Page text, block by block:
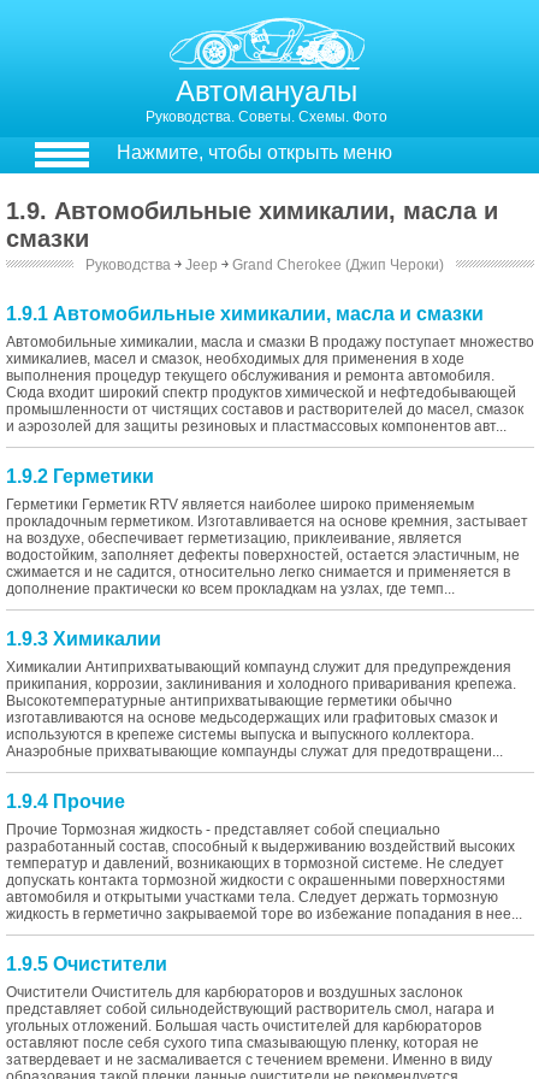
Автомануалы
Руководства. Советы. Схемы. Фото
Нажмите, чтобы открыть меню
1.9. Автомобильные химикалии, масла и
смазки
Руководства ￫ Jeep ￫ Grand Cherokee (Джип Чероки)
1.9.1 Автомобильные химикалии, масла и смазки
Автомобильные химикалии, масла и смазки В продажу поступает множество
химикалиев, масел и смазок, необходимых для применения в ходе
выполнения процедур текущего обслуживания и ремонта автомобиля.
Сюда входит широкий спектр продуктов химической и нефтедобывающей
промышленности от чистящих составов и растворителей до масел, смазок
и аэрозолей для защиты резиновых и пластмассовых компонентов авт...
1.9.2 Герметики
Герметики Герметик RTV является наиболее широко применяемым
прокладочным герметиком. Изготавливается на основе кремния, застывает
на воздухе, обеспечивает герметизацию, приклеивание, является
водостойким, заполняет дефекты поверхностей, остается эластичным, не
сжимается и не садится, относительно легко снимается и применяется в
дополнение практически ко всем прокладкам на узлах, где темп...
1.9.3 Химикалии
Химикалии Антиприхватывающий компаунд служит для предупреждения
прикипания, коррозии, заклинивания и холодного приваривания крепежа.
Высокотемпературные антиприхватывающие герметики обычно
изготавливаются на основе медьсодержащих или графитовых смазок и
используются в крепеже системы выпуска и выпускного коллектора.
Анаэробные прихватывающие компаунды служат для предотвращени...
1.9.4 Прочие
Прочие Тормозная жидкость - представляет собой специально
разработанный состав, способный к выдерживанию воздействий высоких
температур и давлений, возникающих в тормозной системе. Не следует
допускать контакта тормозной жидкости с окрашенными поверхностями
автомобиля и открытыми участками тела. Следует держать тормозную
жидкость в герметично закрываемой торе во избежание попадания в нее...
1.9.5 Очистители
Очистители Очиститель для карбюраторов и воздушных заслонок
представляет собой сильнодействующий растворитель смол, нагара и
угольных отложений. Большая часть очистителей для карбюраторов
оставляют после себя сухого типа смазывающую пленку, которая не
затвердевает и не засмаливается с течением времени. Именно в виду